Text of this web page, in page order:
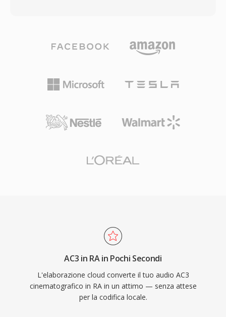
contenuti cinematografici e televisivi.
L&#039;ampio supporto hardware nei
riproduzione affidabile di AC3 su
di consumo.
quando una canzone di tre minuti poteva
formato si è evoluto attraverso più generazioni
di codec: le prime versioni utilizzavano codec
mentre le iterazioni successive (RealAudio 10,
costante e variabile, streaming multi-bitrate
emittenti come la BBC e NPR si affidavano a
RealAudio per i propri streaming online. Un
contributo tecnico duraturo è stato il concetto
di streaming a bitrate adattivo che ha
influenzato standard successivi come HLS e
DASH. Sebbene soppiantato dai codec
AC3 in RA in Pochi Secondi
L'elaborazione cloud converte il tuo audio AC3
cinematografico in RA in un attimo — senza attese
per la codifica locale.